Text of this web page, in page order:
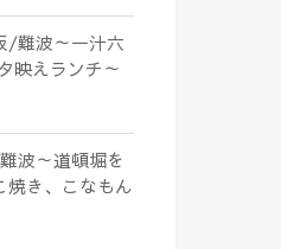
/難波～一汁六
映えランチ～
波～道頓堀を
焼き、こなもん